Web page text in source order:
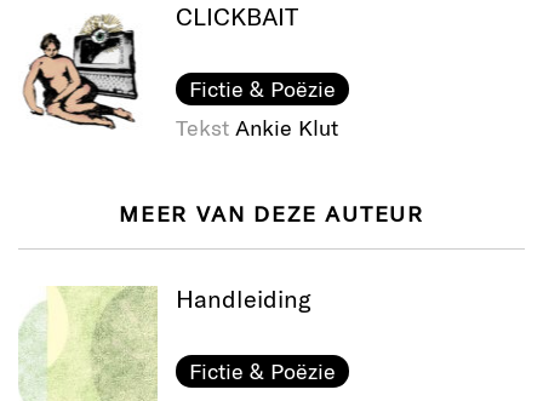
CLICKBAIT
Fictie & Poëzie
Tekst Ankie Klut
MEER VAN DEZE AUTEUR
Handleiding
Fictie & Poëzie